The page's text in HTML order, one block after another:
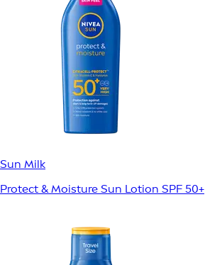
Sun Milk
Protect & Moisture Sun Lotion SPF 50+